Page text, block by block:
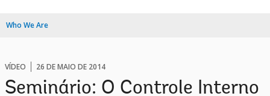
Who We Are
VÍDEO 26 DE MAIO DE 2014
Seminário: O Controle Interno